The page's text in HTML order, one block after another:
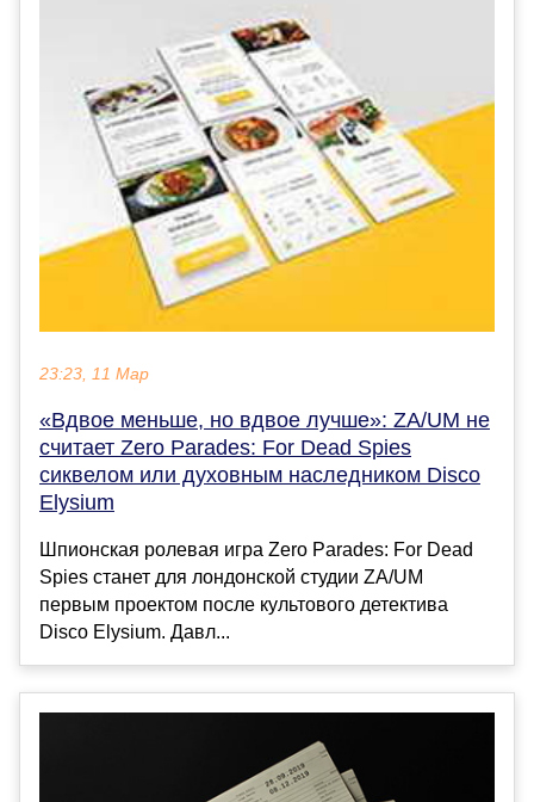
23:23, 11 Мар
«Вдвое меньше, но вдвое лучше»: ZA/UM не
считает Zero Parades: For Dead Spies
сиквелом или духовным наследником Disco
Elysium
Шпионская ролевая игра Zero Parades: For Dead
Spies станет для лондонской студии ZA/UM
первым проектом после культового детектива
Disco Elysium. Давл...